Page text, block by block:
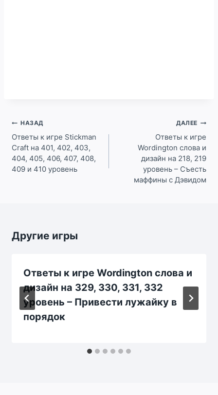
Навигация
по
записям
НАЗАД
Ответы к игре Stickman
Craft на 401, 402, 403,
404, 405, 406, 407, 408,
409 и 410 уровень
ДАЛЕЕ
Ответы к игре
Wordington слова и
дизайн на 218, 219
уровень – Съесть
маффины с Дэвидом
Другие игры
Ответы к игре Wordington слова и
дизайн на 329, 330, 331, 332
уровень – Привести лужайку в
порядок